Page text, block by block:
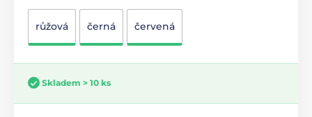
růžová černá červená
Skladem > 10 ks